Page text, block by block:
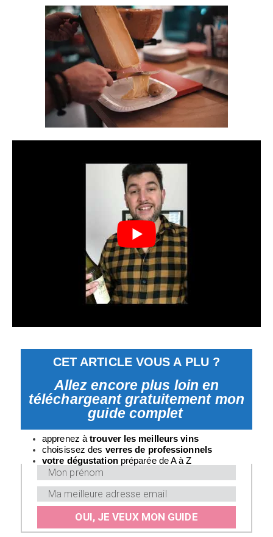
CET ARTICLE VOUS A PLU ?
Allez encore plus loin en
téléchargeant gratuitement mon
guide complet
apprenez à trouver les meilleurs vins
choisissez des verres de professionnels
votre dégustation préparée de A à Z
OUI, JE VEUX MON GUIDE